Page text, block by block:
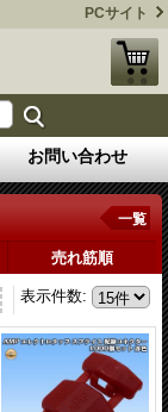
PCサイト
お問い合わせ
一覧
売れ筋順
表示件数: